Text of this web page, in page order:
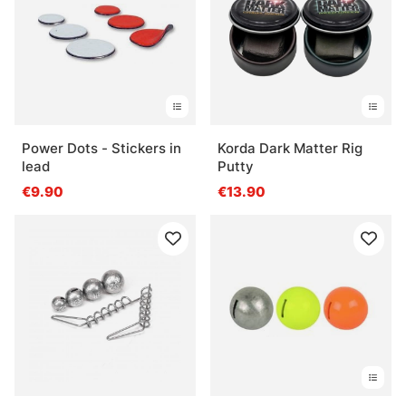
Power Dots - Stickers in
lead
€9.90
Korda Dark Matter Rig
Putty
€13.90